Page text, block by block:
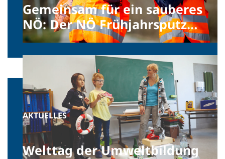
Gemeinsam für ein sauberes
NÖ: Der NÖ Frühjahrsputz
2025 startet
AKTUELLES
Welttag der Umweltbildung